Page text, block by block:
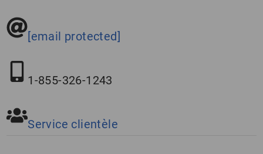
[email protected]
1-855-326-1243
Service clientèle